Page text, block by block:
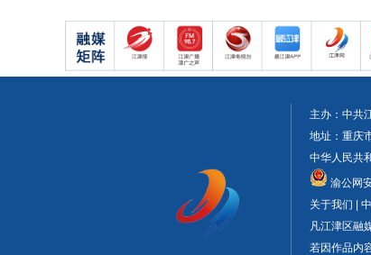
主办：中共
地址：重庆
中华人民共
渝公网
关于我们 |
凡江津区融
若因作品内